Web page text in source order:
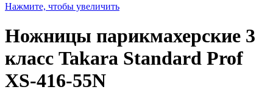
Нажмите, чтобы увеличить
Ножницы парикмахерские 3
класс Takara Standard Prof
XS-416-55N